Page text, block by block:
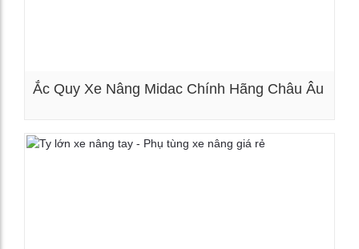
Ắc Quy Xe Nâng Midac Chính Hãng Châu Âu